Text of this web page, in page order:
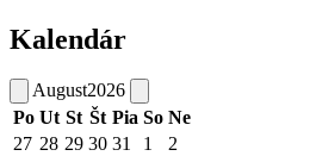
Kalendár
August2026
Po Ut St Št Pia So Ne
27 28 29 30 31 1
2